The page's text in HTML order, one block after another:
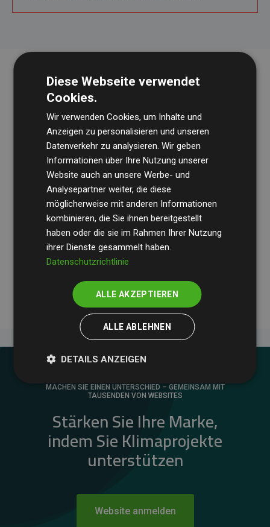
Die Wirtschaftsprüfungsgesellschaft BDOüberprüft
regelmäßig unsere Berechnungen und Methodik, um
Transparenz und Verlässlichkeit sicherzustellen.
Ihre Prüfungen belegen, dass unsere Investitionen in
Klimaschutzprojekte im Durchschnitt200 % der
geschätzten CO₂-Emissionender teilnehmenden
Websites kompensieren – ein klarer Nachweis für die
messbare Klimawirkung unseres Ansatzes.
MACHEN SIE EINEN UNTERSCHIED – GEMEINSAM MIT
TAUSENDEN VON WEBSITES
Stärken Sie Ihre Marke,
indem Sie Klimaprojekte
unterstützen
Website anmelden
Diese Webseite verwendet
Cookies.
Wir verwenden Cookies, um Inhalte und
Anzeigen zu personalisieren und unseren
Datenverkehr zu analysieren. Wir geben
Informationen über Ihre Nutzung unserer
Website auch an unsere Werbe- und
Analysepartner weiter, die diese
möglicherweise mit anderen Informationen
kombinieren, die Sie ihnen bereitgestellt
haben oder die sie im Rahmen Ihrer Nutzung
ihrer Dienste gesammelt haben.
Datenschutzrichtlinie
ALLE AKZEPTIEREN
ALLE ABLEHNEN
DETAILS ANZEIGEN